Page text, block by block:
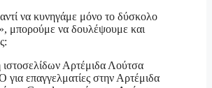
να κυνηγάμε μόνο το δύσκολο
μπορούμε να δουλέψουμε και
Αρτέμιδα Λούτσα
για επαγγελματίες στην Αρτέμιδα